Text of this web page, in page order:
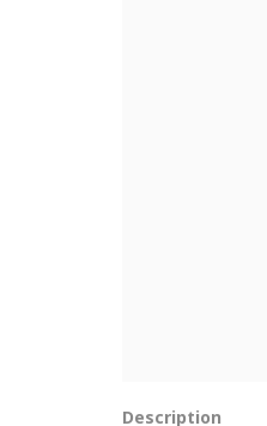
Description